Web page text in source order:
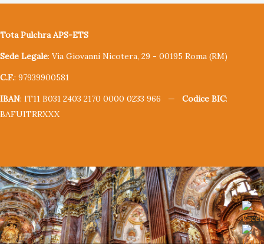
Tota Pulchra APS-ETS
Sede Legale: Via Giovanni Nicotera, 29 - 00195 Roma (RM)
C.F.: 97939900581
IBAN: IT11 B031 2403 2170 0000 0233 966 — Codice BIC:
BAFUITRRXXX